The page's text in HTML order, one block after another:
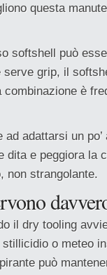
questa
softshell può
grip, il
è
adattarsi un
dita e peggiora la
non strangolante.
il dry tooling
o meteo
può